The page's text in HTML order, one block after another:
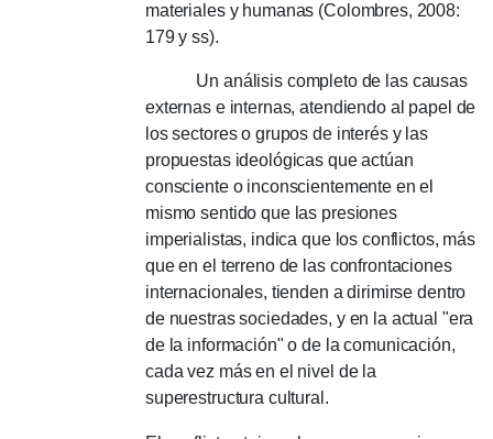
materiales y humanas (Colombres, 2008:
179 y ss).
Un análisis completo de las causas
externas e internas, atendiendo al papel de
los sectores o grupos de interés y las
propuestas ideológicas que actúan
consciente o inconscientemente en el
mismo sentido que las presiones
imperialistas, indica que los conflictos, más
que en el terreno de las confrontaciones
internacionales, tienden a dirimirse dentro
de nuestras sociedades, y en la actual "era
de la información" o de la comunicación,
cada vez más en el nivel de la
superestructura cultural.